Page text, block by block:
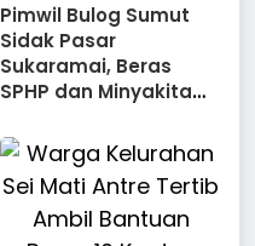
Pimwil Bulog Sumut
Sidak Pasar
Sukaramai, Beras
SPHP dan Minyakita